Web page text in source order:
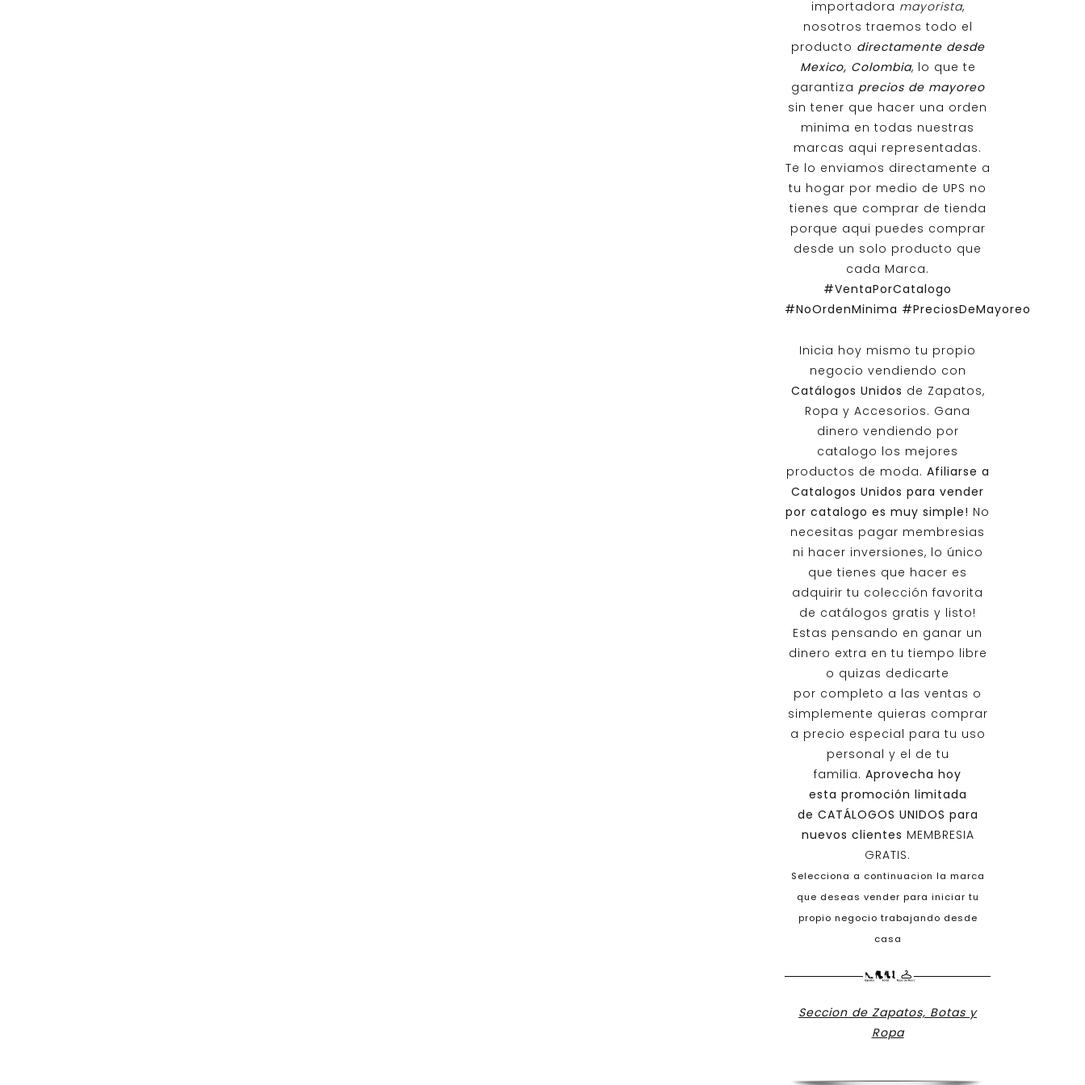
importadora mayorista,
nosotros traemos todo el
producto directamente desde
Mexico, Colombia, lo que te
garantiza precios de mayoreo
sin tener que hacer una orden
minima en todas nuestras
marcas aqui representadas.
Te lo enviamos directamente a
tu hogar por medio de UPS no
tienes que comprar de tienda
porque aqui puedes comprar
desde un solo producto que
cada Marca.
#VentaPorCatalogo
#NoOrdenMinima #PreciosDeMayoreo
Inicia hoy mismo tu propio
negocio vendiendo con
Catálogos Unidos de Zapatos,
Ropa y Accesorios. Gana
dinero vendiendo por
catalogo los mejores
productos de moda. Afiliarse a
Catalogos Unidos para vender
por catalogo es muy simple! No
necesitas pagar membresias
ni hacer inversiones, lo único
que tienes que hacer es
adquirir tu colección favorita
de catálogos gratis y listo!
Estas pensando en ganar un
dinero extra en tu tiempo libre
o quizas dedicarte
por completo a las ventas o
simplemente quieras comprar
a precio especial para tu uso
personal y el de tu
familia. Aprovecha hoy
esta promoción limitada
de CATÁLOGOS UNIDOS para
nuevos clientes MEMBRESIA
GRATIS.
Selecciona a continuacion la marca
que deseas vender para iniciar tu
propio negocio trabajando desde
casa
Seccion de Zapatos, Botas y
Ropa